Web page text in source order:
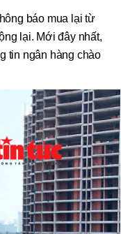
báo mua lại từ
lại. Mới đây nhất,
tin ngân hàng chào